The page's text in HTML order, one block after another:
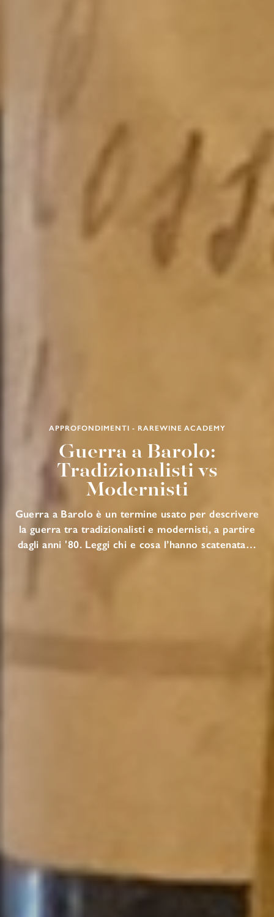
APPROFONDIMENTI - RAREWINE ACADEMY
Guerra a Barolo:
Tradizionalisti vs
Modernisti
Guerra a Barolo è un termine usato per descrivere
la guerra tra tradizionalisti e modernisti, a partire
dagli anni '80. Leggi chi e cosa l’hanno scatenata…